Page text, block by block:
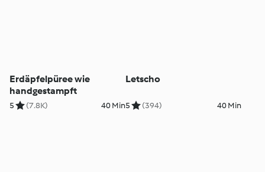
Erdäpfelpüree wie
handgestampft
5 (7.8K) 40 Min
Letscho
5 (394) 40 Min